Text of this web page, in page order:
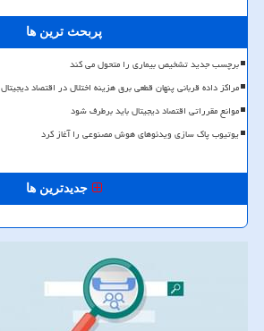
پربحث ترین ها
برچسب جدید تشخیص بیماری را متحول می کند
مراکز داده قربانی پنهان قطعی برق هزینه اختلال در اقتصاد دیجیتال
موانع مقرراتی اقتصاد دیجیتال باید برطرف شود
یوتیوب پاک سازی ویدئوهای هوش مصنوعی را آغاز کرد
جدیدترین ها